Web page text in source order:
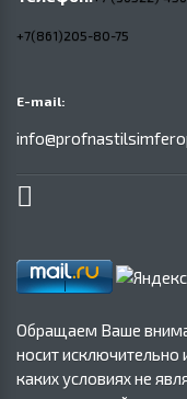
+7(861)205-80-75
E-mail:
Обращаем Ваше
носит исключительно
каких условиях не